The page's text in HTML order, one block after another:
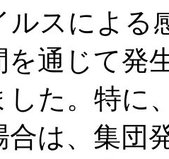
スによる
を通じて発
した。特に
合は、集団